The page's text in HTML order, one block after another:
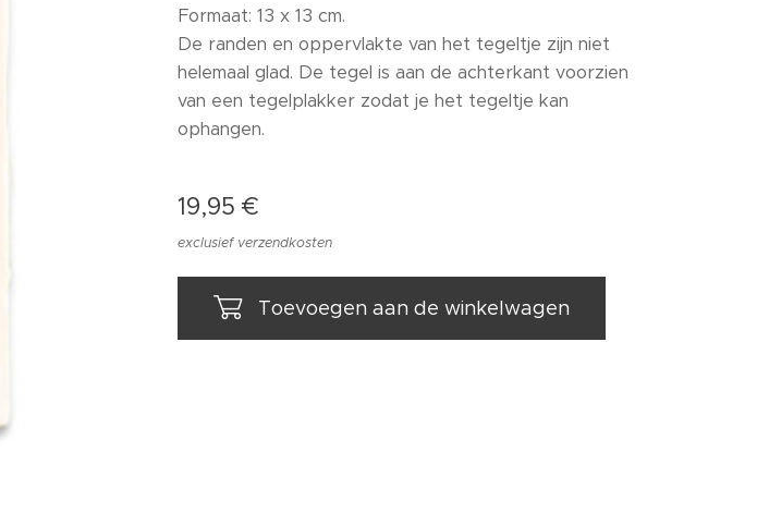
Formaat: 13 x 13 cm.
De randen en oppervlakte van het tegeltje zijn niet
helemaal glad. De tegel is aan de achterkant voorzien
van een tegelplakker zodat je het tegeltje kan
ophangen.
19,95 €
exclusief verzendkosten
Toevoegen aan de winkelwagen